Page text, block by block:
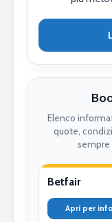
Elenco
quote,
sempre
Betfair
Apri per